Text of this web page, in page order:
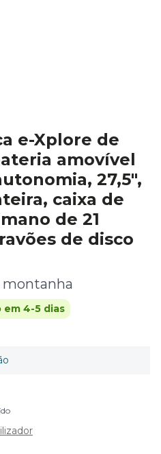
e-Xplore de
amovível
27,5",
caixa de
de 21
de disco
em 4-5 dias